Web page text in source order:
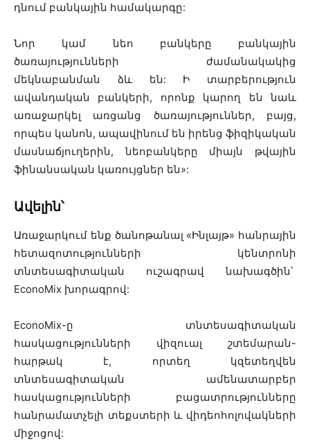
դնում բանկային համակարգը:
Նոր կամ նեո բանկերը բանկային
ծառայությունների ժամանակակից
մեկնաբանման ձև են: Ի տարբերություն
ավանդական բանկերի, որոնք կարող են նաև
առաջարկել առցանց ծառայություններ, բայց,
որպես կանոն, ապավինում են իրենց ֆիզիկական
մասնաճյուղերին, նեոբանկերը միայն թվային
ֆինանսական կառույցներ են»:
Ավելին՝
Առաջարկում ենք ծանոթանալ «Ինլայթ» հանրային
հետազոտությունների կենտրոնի
տնտեսագիտական ուշագրավ նախագծին՝
EconoMix խորագրով:
EconoMix-ը տնտեսագիտական
հասկացությունների վիզուալ շտեմարան-
հարթակ է, որտեղ կզետեղվեն
տնտեսագիտական ամենատարբեր
հասկացությունների բացատրությունները
հանրամատչելի տեքստերի և վիդեոհոլովակների
միջոցով: